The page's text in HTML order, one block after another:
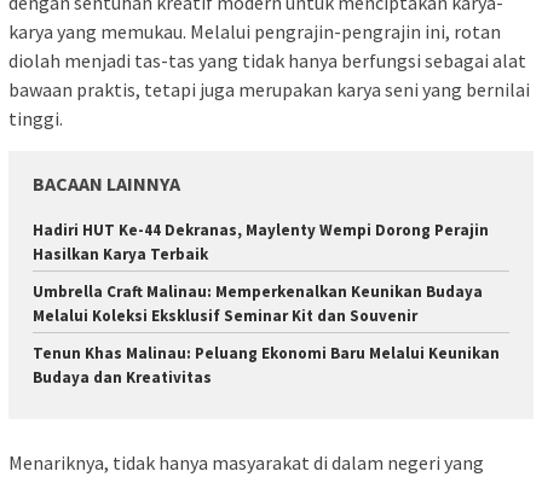
karya yang memukau. Melalui pengrajin-pengrajin ini, rotan
diolah menjadi tas-tas yang tidak hanya berfungsi sebagai alat
bawaan praktis, tetapi juga merupakan karya seni yang bernilai
tinggi.
BACAAN LAINNYA
Hadiri HUT Ke-44 Dekranas, Maylenty Wempi Dorong Perajin
Hasilkan Karya Terbaik
Umbrella Craft Malinau: Memperkenalkan Keunikan Budaya
Melalui Koleksi Eksklusif Seminar Kit dan Souvenir
Tenun Khas Malinau: Peluang Ekonomi Baru Melalui Keunikan
Budaya dan Kreativitas
Menariknya, tidak hanya masyarakat di dalam negeri yang